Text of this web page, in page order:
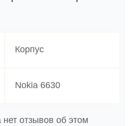
Корпус
Nokia 6630
отзывов об этом